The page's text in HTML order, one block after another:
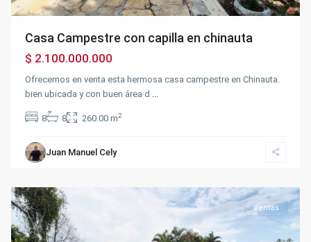
Casa Campestre con capilla en chinauta
$ 2.100.000.000
Ofrecemos en venta esta hermosa casa campestre en Chinauta.
bien ubicada y con buen área d
8 8 260.00 m2
Juan Manuel Cely
Chinauta
Ventas